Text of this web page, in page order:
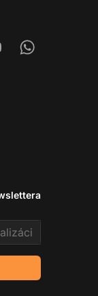
Whatsapp